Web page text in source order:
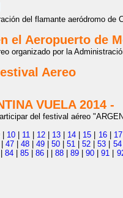
del flamante aeródromo
el Aeropuerto de
organizado por la
Aereo
VUELA 2014 -
del festival aéreo
10 11 12 13 14 15 16| 17
47| 48|49 |50 |51 |52 |53 54
|84 |85 |86 |88 |89 |90 |91